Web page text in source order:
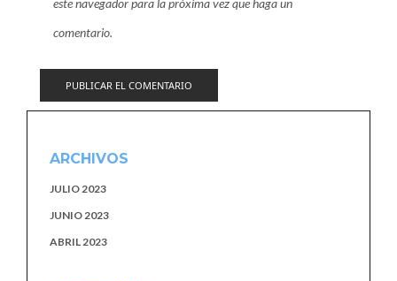
este navegador para la próxima vez que haga un
comentario.
ARCHIVOS
JULIO 2023
JUNIO 2023
ABRIL 2023